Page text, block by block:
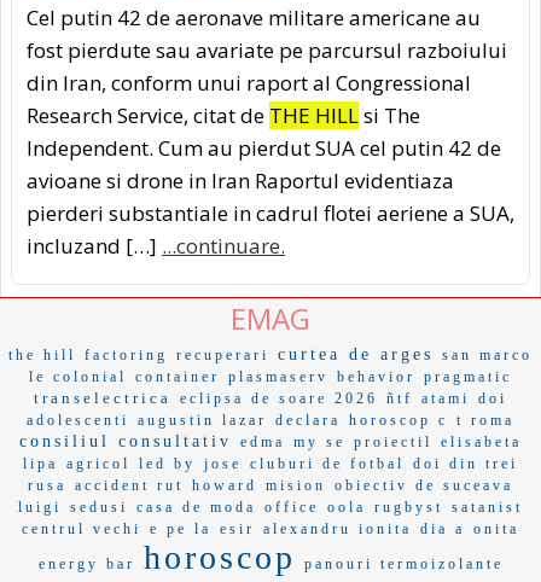
Cel putin 42 de aeronave militare americane au
fost pierdute sau avariate pe parcursul razboiului
din Iran, conform unui raport al Congressional
Research Service, citat de THE HILLsi The
Independent. Cum au pierdut SUA cel putin 42 de
avioane si drone in Iran Raportul evidentiaza
pierderi substantiale in cadrul flotei aeriene a SUA,
incluzand […] ...continuare.
EMAG
the hill factoring recuperari curtea de arges
san marco
le colonial
container plasmaserv behavior pragmatic
transelectrica eclipsa de soare 2026 ñtf atami
doi
adolescenti
augustin lazar declara horoscop c t roma
consiliul consultativ edma my se proiectil
elisabeta
lipa
agricol led by jose cluburi de fotbal
doi din trei
rusa
accident rut howard mision
obiectiv de suceava
luigi
sedusi casa de moda office oola rugbyst
satanist
centrul vechi
e pe la esir alexandru ionita dia a onita
energy bar horoscop panouri termoizolante